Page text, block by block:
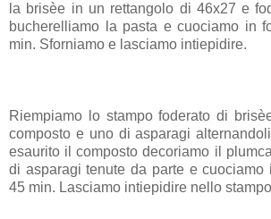
la brisèe in un rettangolo di 46x27 e
bucherelliamo la pasta e cuociamo in
min. Sforniamo e lasciamo intiepidire.
Riempiamo lo stampo foderato di
composto e uno di asparagi
esaurito il composto decoriamo il
di asparagi tenute da parte e cuociamo
45 min. Lasciamo intiepidire nello